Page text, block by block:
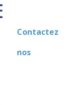
Contactez
nos